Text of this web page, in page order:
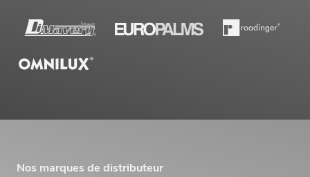
Nos marques de distributeur